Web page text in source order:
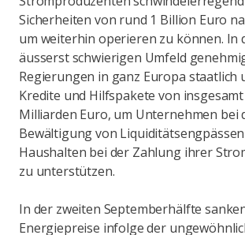
Sicherheiten von rund 1 Billion Euro
um weiterhin operieren zu können. In
äusserst schwierigen Umfeld
Regierungen in ganz Europa staatlich
Kredite und Hilfspakete von
Milliarden Euro, um Unternehmen bei
Bewältigung von
Haushalten bei der Zahlung ihrer
zu unterstützen.
In der zweiten Septemberhälfte
Energiepreise infolge der